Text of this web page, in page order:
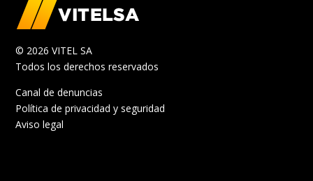
© 2026 VITEL SA
Todos los derechos reservados
Canal de denuncias
Política de privacidad y seguridad
Aviso legal